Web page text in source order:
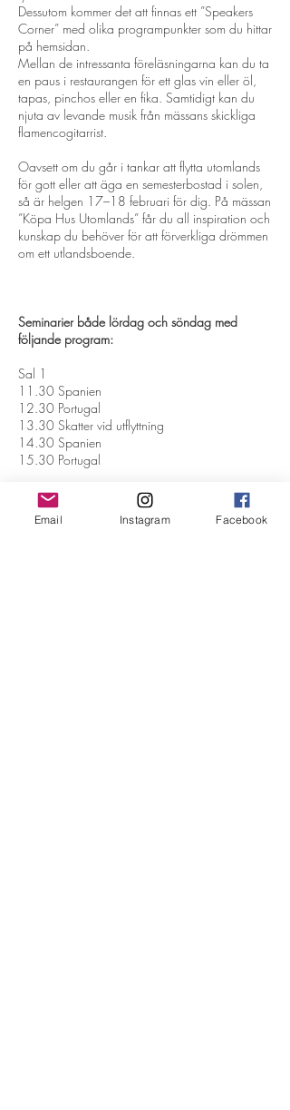
Dessutom kommer det att finnas ett ”Speakers
Corner” med olika programpunkter som du hittar
på hemsidan.
Mellan de intressanta föreläsningarna kan du ta
en paus i restaurangen för ett glas vin eller öl,
tapas, pinchos eller en fika. Samtidigt kan du
njuta av levande musik från mässans skickliga
flamencogitarrist.
Oavsett om du går i tankar att flytta utomlands
för gott eller att äga en semesterbostad i solen,
så är helgen 17–18 februari för dig. På mässan
”Köpa Hus Utomlands” får du all inspiration och
kunskap du behöver för att förverkliga drömmen
om ett utlandsboende.
Seminarier både lördag och söndag med
följande program:
Sal 1
11.30 Spanien
12.30 Portugal
13.30 Skatter vid utflyttning
14.30 Spanien
15.30 Portugal
Sal2
11.00 Italien
12.00 Frankrike
Email Instagram Facebook